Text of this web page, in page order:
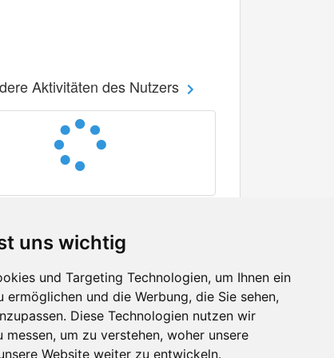
uns wichtig
und Targeting Technologien, um Ihnen ein
ermöglichen und die Werbung, die Sie sehen,
Diese Technologien nutzen wir
um zu verstehen, woher unsere
Website weiter zu entwickeln.
Aktivitäten des Nutzers
Facebook
Twitter
YouTube